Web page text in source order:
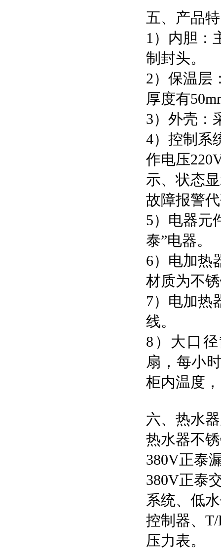
五、产品
1）内胆：
制封头。
2）保温层
厚度有
3）外壳：
4）控制系
作电压
示、状态
故障报警
5）电器元
泰”电器。
6）电加热
材质为不
7）电加热
线。
8）大口
扇，每小
柜内温度
六、热水
热水器不
380V正泰
380V正泰
系统、低
控制器、
压力表。